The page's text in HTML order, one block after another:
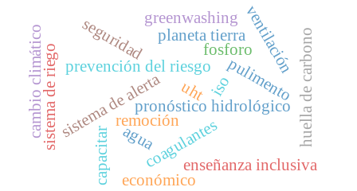
coagulantes
pulimento
remoción
fosforo
pronóstico hidrológico
sistema de alerta
prevención del riesgo
sistema de riego
enseñanza inclusiva
planeta tierra
cambio climático huella de carbono
ventilación
seguridadgreenwashing
agua
capacitar económico
iso
uht